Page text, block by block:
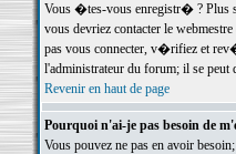
Vous �tes-vous enregistr� ? Plus
vous devriez contacter le
pas vous connecter, v�rifiez et
l'administrateur du forum; il se
Revenir en haut de page
Pourquoi n'ai-je pas besoin de
Vous pouvez ne pas en avoir